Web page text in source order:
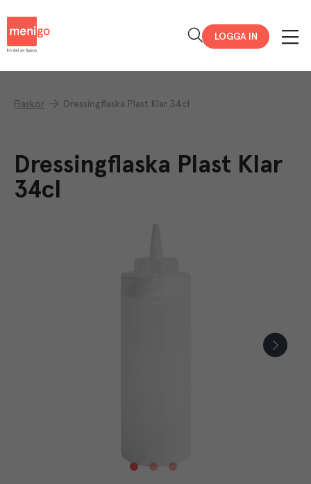
LOGGA IN
Flaskor Dressingflaska Plast Klar 34cl
Dressingflaska Plast Klar
34cl